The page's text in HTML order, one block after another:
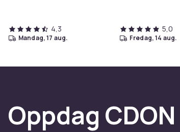
4,3
mandag, 17 aug.
5,0
fredag, 14 aug.
Oppdag CDON